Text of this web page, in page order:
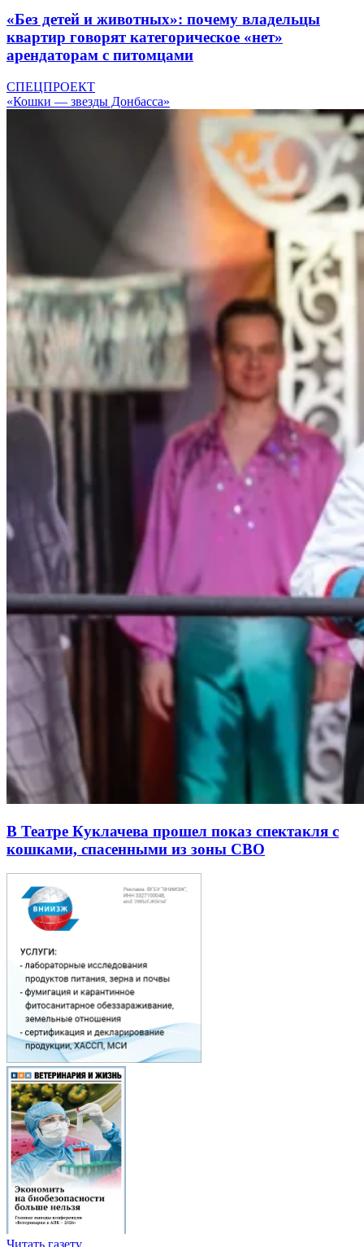
«Без детей и животных»: почему владельцы
квартир говорят категорическое «нет»
арендаторам с питомцами
СПЕЦПРОЕКТ
«Кошки — звезды Донбасса»
В Театре Куклачева прошел показ спектакля с
кошками, спасенными из зоны СВО
Читать газету